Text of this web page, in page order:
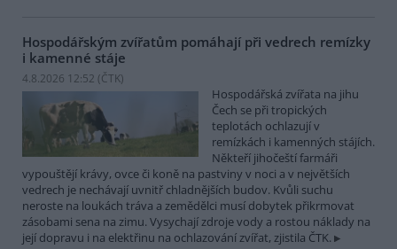
Hospodářským zvířatům pomáhají při vedrech remízky
i kamenné stáje
4.8.2026 12:52 (ČTK)
Hospodářská zvířata na jihu
Čech se při tropických
teplotách ochlazují v
remízkách i kamenných stájích.
Někteří jihočeští farmáři
vypouštějí krávy, ovce či koně na pastviny v noci a v největších
vedrech je nechávají uvnitř chladnějších budov. Kvůli suchu
neroste na loukách tráva a zemědělci musí dobytek přikrmovat
zásobami sena na zimu. Vysychají zdroje vody a rostou náklady na
její dopravu i na elektřinu na ochlazování zvířat, zjistila ČTK.